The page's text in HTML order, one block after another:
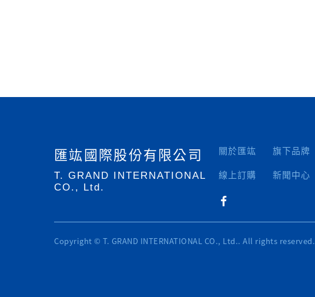
匯竑國際股份有限公司
T. GRAND INTERNATIONAL
CO., Ltd.
關於匯竑 旗下品牌
線上訂購
新聞中心
Copyright © T. GRAND INTERNATIONAL CO., Ltd.. All rights reserved.